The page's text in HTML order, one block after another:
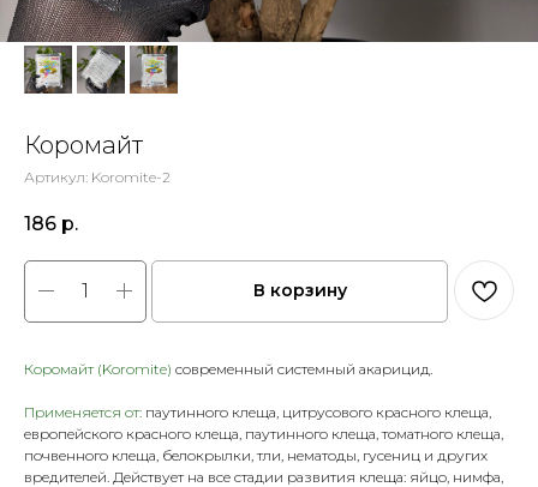
Коромайт
Артикул: Koromite-2
186 р.
В корзину
Коромайт (Koromite) современный системный акарицид.
Применяется от: паутинного клеща, цитрусового красного клеща,
европейского красного клеща, паутинного клеща, томатного клеща,
почвенного клеща, белокрылки, тли, нематоды, гусениц и других
вредителей. Действует на все стадии развития клеща: яйцо, нимфа,